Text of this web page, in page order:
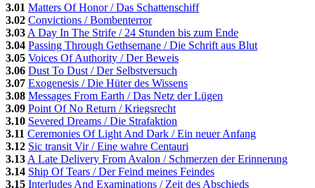
3.01 Matters Of Honor / Das Schattenschiff
3.02 Convictions / Bombenterror
3.03 A Day In The Strife / 24 Stunden bis zum Ende
3.04 Passing Through Gethsemane / Die Schrift aus Blut
3.05 Voices Of Authority / Der Beweis
3.06 Dust To Dust / Der Selbstversuch
3.07 Exogenesis / Die Hüter des Wissens
3.08 Messages From Earth / Das Netz der Lügen
3.09 Point Of No Return / Kriegsrecht
3.10 Severed Dreams / Die Strafaktion
3.11 Ceremonies Of Light And Dark / Ein neuer Anfang
3.12 Sic transit Vir / Eine wahre Centauri
3.13 A Late Delivery From Avalon / Schmerzen der Erinnerung
3.14 Ship Of Tears / Der Feind meines Feindes
3.15 Interludes And Examinations / Zeit des Abschieds